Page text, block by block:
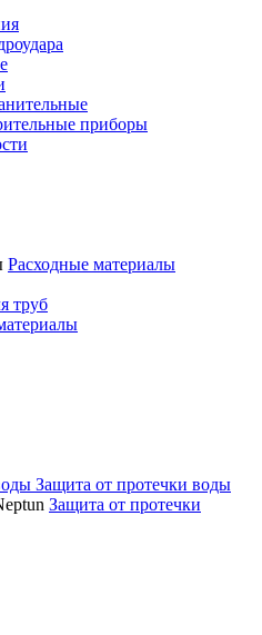
приборы
Расходные материалы
труб
Защита от протечки воды
Защита от протечки